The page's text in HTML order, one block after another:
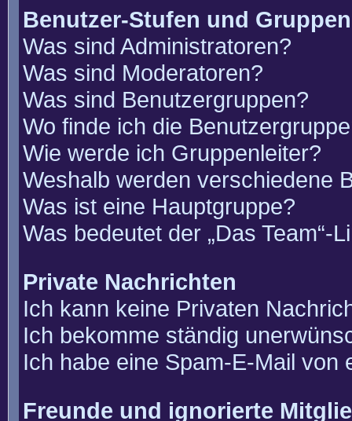
Benutzer-Stufen und Gruppen
Was sind Administratoren?
Was sind Moderatoren?
Was sind Benutzergruppen?
Wo finde ich die
Wie werde ich Gruppenleiter?
Weshalb werden verschiedene
Was ist eine Hauptgruppe?
Was bedeutet der „Das Team“-
Private Nachrichten
Ich kann keine Privaten
Ich bekomme ständig
Ich habe eine Spam-E-Mail von
Freunde und ignorierte